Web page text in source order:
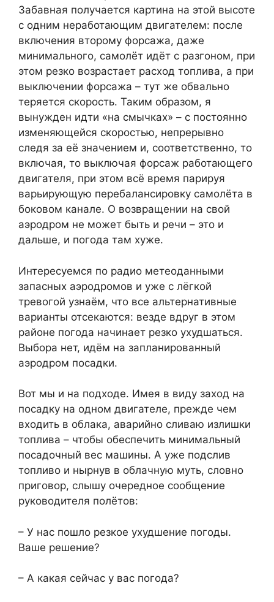
Забавная получается картина на этой высоте
с одним неработающим двигателем: после
включения второму форсажа, даже
минимального, самолёт идёт с разгоном, при
этом резко возрастает расход топлива, а при
выключении форсажа – тут же обвально
теряется скорость. Таким образом, я
вынужден идти «на смычках» – с постоянно
изменяющейся скоростью, непрерывно
следя за её значением и, соответственно, то
включая, то выключая форсаж работающего
двигателя, при этом всё время парируя
варьирующую перебалансировку самолёта в
боковом канале. О возвращении на свой
аэродром не может быть и речи – это и
дальше, и погода там хуже.
Интересуемся по радио метеоданными
запасных аэродромов и уже с лёгкой
тревогой узнаём, что все альтернативные
варианты отсекаются: везде вдруг в этом
районе погода начинает резко ухудшаться.
Выбора нет, идём на запланированный
аэродром посадки.
Вот мы и на подходе. Имея в виду заход на
посадку на одном двигателе, прежде чем
входить в облака, аварийно сливаю излишки
топлива – чтобы обеспечить минимальный
посадочный вес машины. А уже подслив
топливо и нырнув в облачную муть, словно
приговор, слышу очередное сообщение
руководителя полётов:
– У нас пошло резкое ухудшение погоды.
Ваше решение?
– А какая сейчас у вас погода?